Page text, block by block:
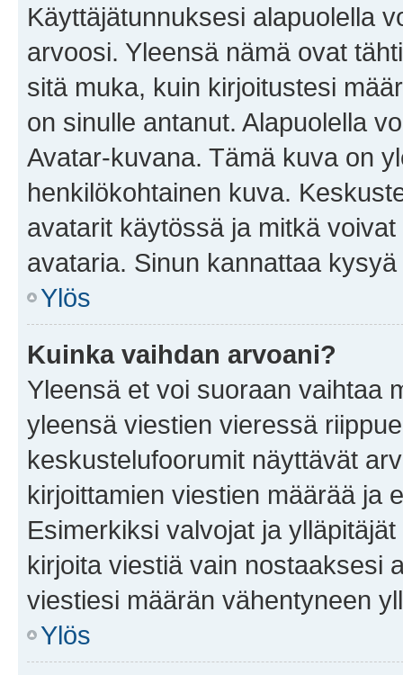
Käyttäjätunnuksesi alapuolella
arvoosi. Yleensä nämä ovat
sitä muka, kuin kirjoitustesi
on sinulle antanut. Alapuolella
Avatar-kuvana. Tämä kuva on
henkilökohtainen kuva.
avatarit käytössä ja mitkä
avataria. Sinun kannattaa
Ylös
Kuinka vaihdan arvoani?
Yleensä et voi suoraan vaihtaa
yleensä viestien vieressä
keskustelufoorumit näyttävät
kirjoittamien viestien määrää ja
Esimerkiksi valvojat ja
kirjoita viestiä vain nostaaksesi
viestiesi määrän vähentyneen
Ylös